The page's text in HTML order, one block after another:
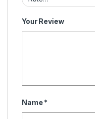
Your Review
Name *